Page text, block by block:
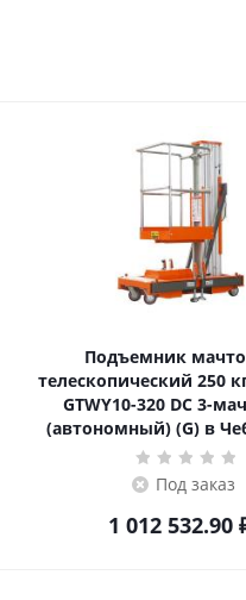
Подъемник
телескопический 250 кг 10 м TOR
GTWY10-320 DC 3-
(автономный) (G) в
Под заказ
1 012 532.90